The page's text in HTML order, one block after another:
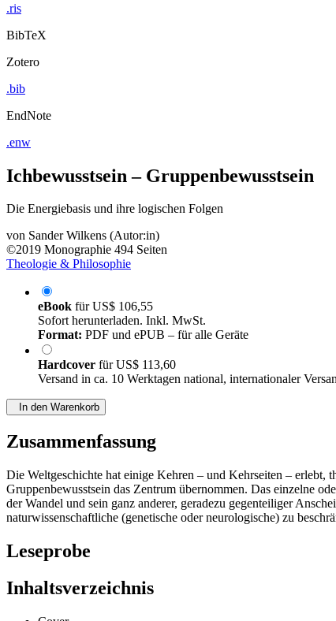
.ris
BibTeX
Zotero
.bib
EndNote
.enw
Ichbewusstsein – Gruppenbewusstsein
Die Energiebasis und ihre logischen Folgen
von Sander Wilkens (Autor:in)
©2019 Monographie 494 Seiten
Theologie & Philosophie
eBook fürUS$ 106,55
Sofort herunterladen. Inkl. MwSt.
Format: PDF und ePUB – für alle Geräte
Hardcover fürUS$ 113,60
Versand in ca. 10 Werktagen national, internationaler
In den Warenkorb
Zusammenfassung
Die Weltgeschichte hat einige Kehren – und Kehrseiten – erlebt,
Gruppenbewusstsein das Zentrum übernommen. Das einzelne
der Wandel und sein ganz anderer, geradezu gegenteiliger
naturwissenschaftliche (genetische oder neurologische) zu
Leseprobe
Inhaltsverzeichnis